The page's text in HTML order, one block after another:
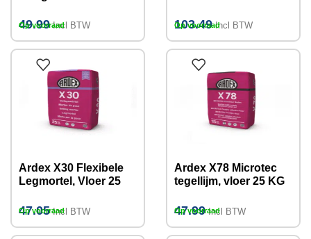
(Stronglite
(16kg)
49.99 Incl BTW
Op voorraad 103.49 Incl BTW
Op voorraad
Ardex X30 Flexibele
Legmortel, Vloer 25
47.05 Incl BTW
Op voorraad
Ardex X78 Microtec
tegellijm, vloer 25 KG
47.99 Incl BTW
Op voorraad